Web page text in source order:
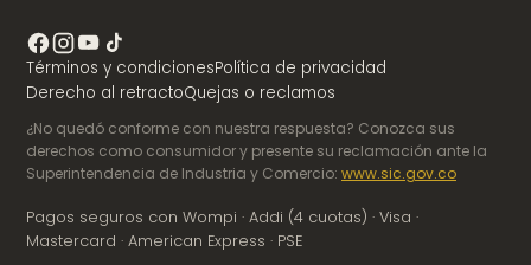
Términos y condicionesPolítica de privacidad
Derecho al retractoQuejas o reclamos
¿No quedó conforme con nuestra respuesta? Conozca sus
derechos como consumidor y presente su reclamación ante la
Superintendencia de Industria y Comercio: www.sic.gov.co
Pagos seguros con Wompi · Addi (4 cuotas) · Visa ·
Mastercard · American Express · PSE